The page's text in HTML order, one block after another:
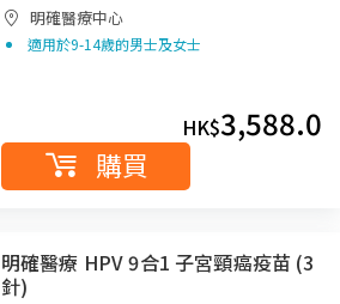
明確醫療中心
適用於9-14歲的男士及女士
HK$3,588.0
購買
明確醫療 HPV 9合1 子宮頸癌疫苗 (3
針)